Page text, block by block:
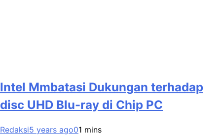
Intel Mmbatasi Dukungan terhadap
disc UHD Blu-ray di Chip PC
Redaksi5 years ago01 mins